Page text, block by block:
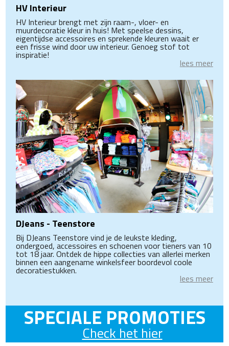
HV Interieur
HV Interieur brengt met zijn raam-, vloer- en
muurdecoratie kleur in huis! Met speelse dessins,
eigentijdse accessoires en sprekende kleuren waait er
een frisse wind door uw interieur. Genoeg stof tot
inspiratie!
lees meer
DJeans - Teenstore
Bij DJeans Teenstore vind je de leukste kleding,
ondergoed, accessoires en schoenen voor tieners van 10
tot 18 jaar. Ontdek de hippe collecties van allerlei merken
binnen een aangename winkelsfeer boordevol coole
decoratiestukken.
lees meer
SPECIALE PROMOTIES
Check het hier